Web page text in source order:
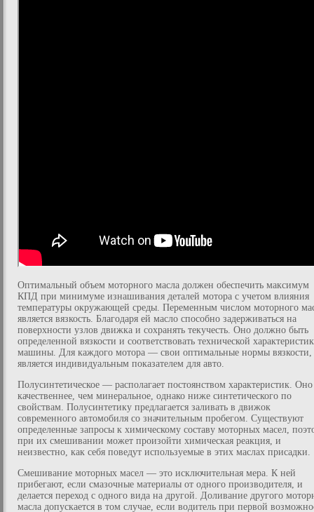
Оптимальный объем моторного масла должен обеспечить максимум
КПД при минимуме изнашивания деталей мотора с учетом влияния
температуры окружающей среды. Переменным числом моторного
является вязкость. Благодаря ей масло способно задерживаться на
поверхности узлов движка и сохранять текучесть. Оно должно быть
определенной вязкости и соответствовать технической
машины. Для каждого мотора — свои оптимальные нормы вязкости,
является индивидуальным показателем для авто.
Полусинтетическое — располагает постоянством характеристик. Оно
качественнее, чем минеральное, однако ниже синтетического по
свойствам. Полусинтетику предлагается заливать в движок
современного автомобиля со значительным пробегом. Существуют
определенные запросы к химическому составу моторных масел,
при их смешивании может произойти химическая реакция, и
неизвестно, как себя поведут используемые в этих маслах присадки.
Смешивание моторных масел — это исключительная мера. К ней
прибегают, если смазочные материалы от одного производителя, и
делается переход с одного вида на другой. Доливание другого
масла допускается в том случае, если водитель при первой